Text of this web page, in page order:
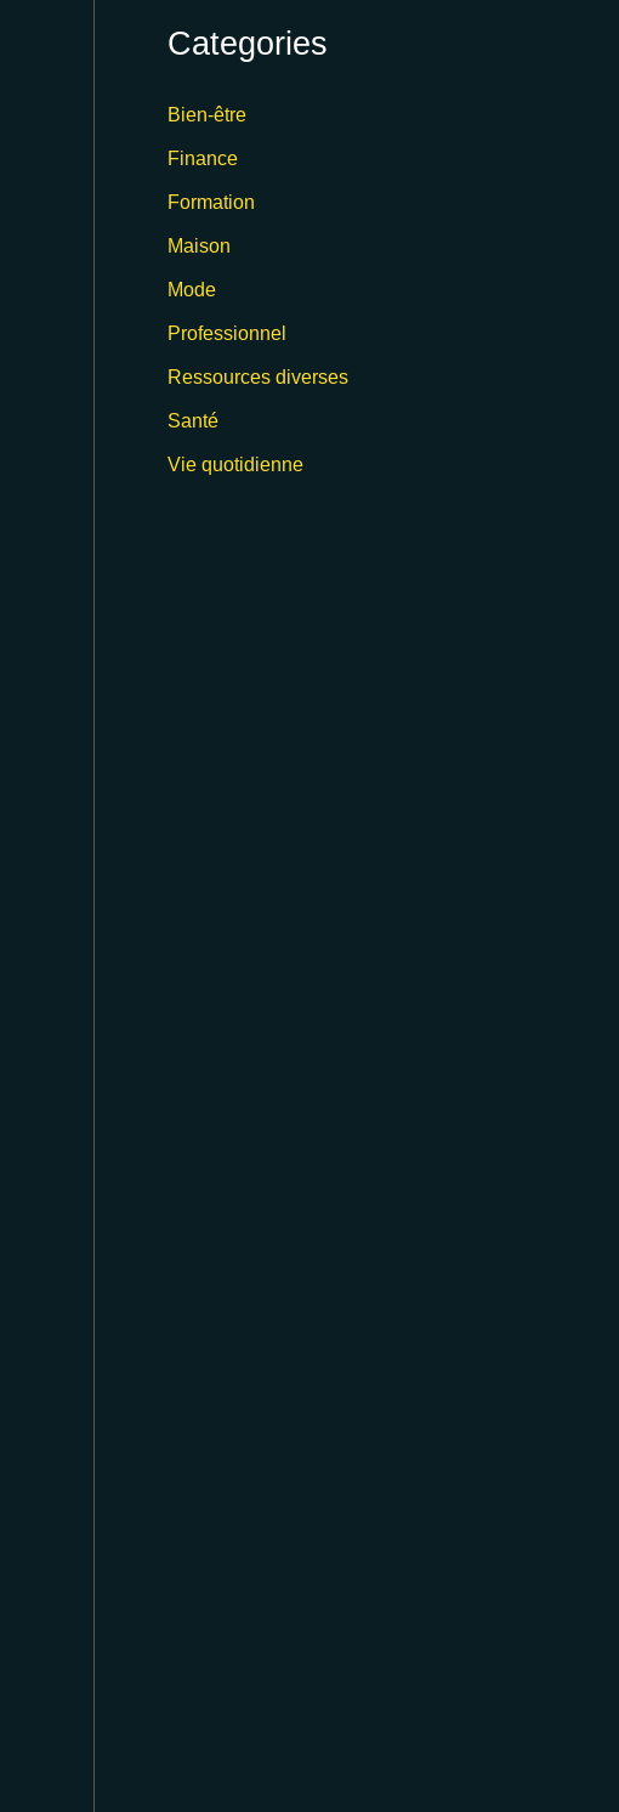
Categories
Bien-être
Finance
Formation
Maison
Mode
Professionnel
Ressources diverses
Santé
Vie quotidienne